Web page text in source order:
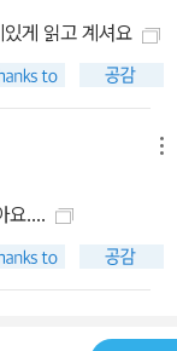
게 읽고 계셔요
요....